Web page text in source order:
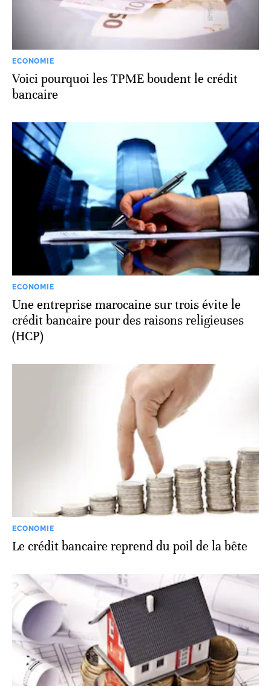
ECONOMIE
Voici pourquoi les TPME boudent le crédit
bancaire
ECONOMIE
Une entreprise marocaine sur trois évite le
crédit bancaire pour des raisons religieuses
(HCP)
ECONOMIE
Le crédit bancaire reprend du poil de la bête